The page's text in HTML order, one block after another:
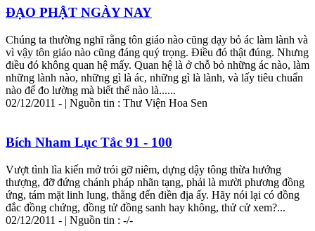
ĐẠO PHẬT NGÀY NAY
Chúng ta thường nghĩ rằng tôn giáo nào cũng dạy bỏ ác làm lành và
vì vậy tôn giáo nào cũng đáng quý trọng. Điều đó thật đúng. Nhưng
điều đó không quan hệ mấy. Quan hệ là ở chỗ bỏ những ác nào, làm
những lành nào, những gì là ác, những gì là lành, và lấy tiêu chuẩn
nào để đo lường mà biết thế nào là......
02/12/2011 - | Nguồn tin : Thư Viện Hoa Sen
Bích Nham Lục Tắc 91 - 100
Vượt tình lìa kiến mở trói gỡ niêm, dựng dậy tông thừa hướng
thượng, đỡ đứng chánh pháp nhãn tạng, phải là mười phương đồng
ứng, tám mặt linh lung, thẳng đến điền địa ấy. Hãy nói lại có đồng
đắc đồng chứng, đồng tử đồng sanh hay không, thử cử xem?...
02/12/2011 - | Nguồn tin : -/-